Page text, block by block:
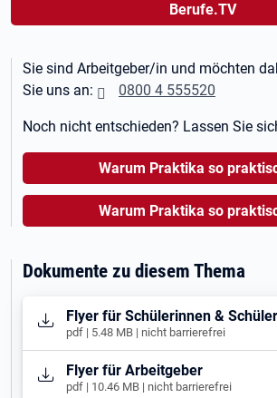
Berufe.TV
Sie sind Arbeitgeber/in und möchten
Sie uns an:
0800 4 555520
Noch nicht entschieden? Lassen Sie
Warum Praktika so
Warum Praktika so
Dokumente zu diesem Thema
Öffnet in neuem Tab
Flyer für Schülerinnen & Schüler
pdf | 5.48 MB | nicht barrierefrei
Öffnet in neuem Tab
Flyer für Arbeitgeber
pdf | 10.46 MB | nicht barrierefrei